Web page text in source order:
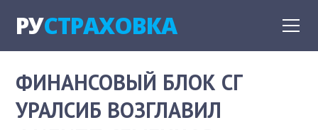
РУСТРАХОВКА
ФИНАНСОВЫЙ БЛОК СГ
УРАЛСИБ ВОЗГЛАВИЛ